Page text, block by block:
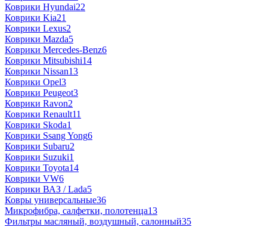
Коврики Hyundai22
Коврики Kia21
Коврики Lexus2
Коврики Mazda5
Коврики Mercedes-Benz6
Коврики Mitsubishi14
Коврики Nissan13
Коврики Opel3
Коврики Peugeot3
Коврики Ravon2
Коврики Renault11
Коврики Skoda1
Коврики Ssang Yong6
Коврики Subaru2
Коврики Suzuki1
Коврики Toyota14
Коврики VW6
Коврики ВАЗ / Lada5
Ковры универсальные36
Микрофибра, салфетки, полотенца13
Фильтры масляный, воздушный, салонный35